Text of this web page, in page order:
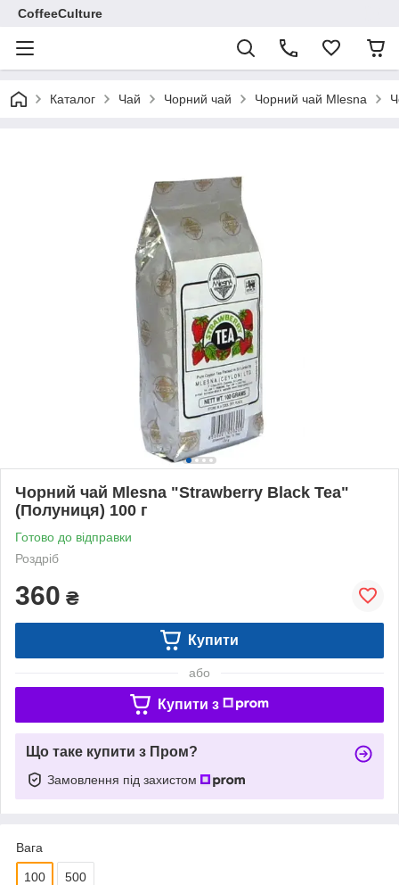
CoffeeCulture
Каталог Чай Чорний чай Чорний чай Mlesna
Чорний чай Mlesna "Strawberry Black Tea"
(Полуниця) 100 г
Готово до відправки
Роздріб
360 ₴
Купити
або
Купити з
Що таке купити з Пром?
Замовлення під захистом
Вага
100 500